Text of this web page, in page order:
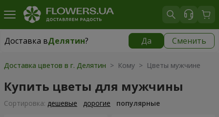
Доставка вДелятин? Да Сменить
Доставка вДелятин|
Доставка цветов в г. Делятин > Кому > Цветы мужчине
Купить цветы для мужчины
Cортировка: дешевые дорогие популярные